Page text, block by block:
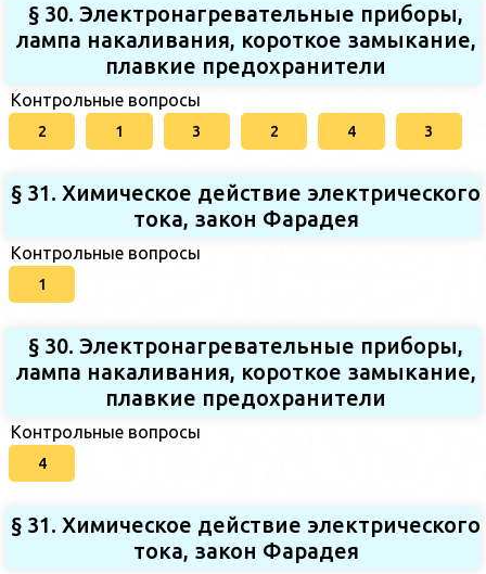
§ 30. Электронагревательные приборы,
лампа накаливания, короткое замыкание,
плавкие предохранители
Контрольные вопросы
2 1 3 2 4 3
§ 31. Химическое действие электрического
тока, закон Фарадея
Контрольные вопросы
1
§ 30. Электронагревательные приборы,
лампа накаливания, короткое замыкание,
плавкие предохранители
Контрольные вопросы
4
§ 31. Химическое действие электрического
тока, закон Фарадея